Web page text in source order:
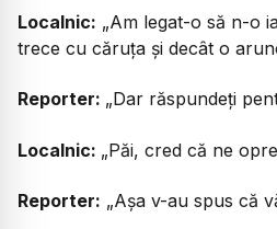
Localnic: „Am legat-o să n-o
trece cu căruța și decât o
Reporter: „Dar răspundeți
Localnic: „Păi, cred că ne
Reporter: „Așa v-au spus că